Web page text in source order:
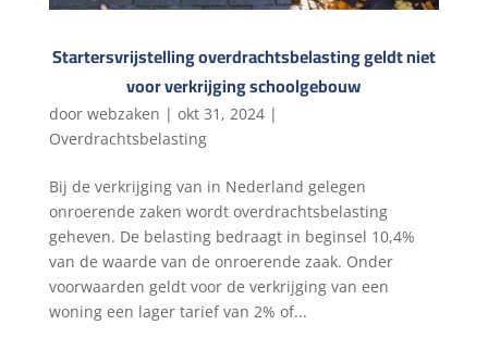
Startersvrijstelling overdrachtsbelasting geldt niet
voor verkrijging schoolgebouw
door webzaken | okt 31, 2024|
Overdrachtsbelasting
Bij de verkrijging van in Nederland gelegen
onroerende zaken wordt overdrachtsbelasting
geheven. De belasting bedraagt in beginsel 10,4%
van de waarde van de onroerende zaak. Onder
voorwaarden geldt voor de verkrijging van een
woning een lager tarief van 2% of...